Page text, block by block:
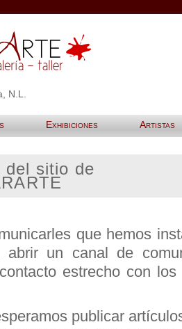
N.L.
Exhibiciones Artistas
del sitio de
que hemos
abrir un canal de
estrecho con
publicar